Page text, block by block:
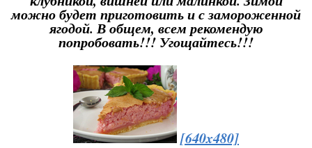
можно будет приготовить и с замороженной
ягодой. В общем, всем рекомендую
попробовать!!! Угощайтесь!!!
[640x480]